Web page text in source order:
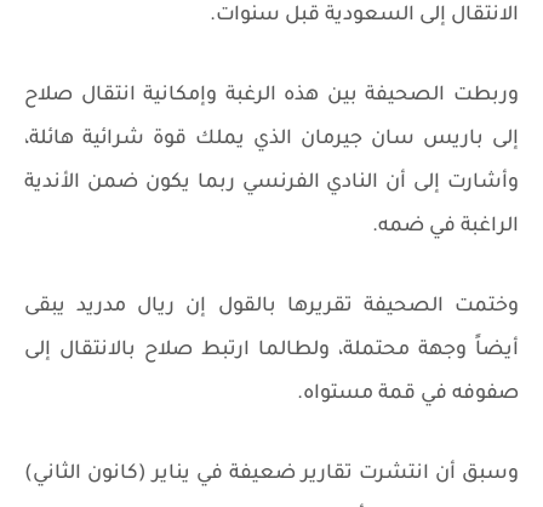
الانتقال إلى السعودية قبل سنوات.
وربطت الصحيفة بين هذه الرغبة وإمكانية انتقال صلاح
إلى باريس سان جيرمان الذي يملك قوة شرائية هائلة،
وأشارت إلى أن النادي الفرنسي ربما يكون ضمن الأندية
الراغبة في ضمه.
وختمت الصحيفة تقريرها بالقول إن ريال مدريد يبقى
أيضاً وجهة محتملة، ولطالما ارتبط صلاح بالانتقال إلى
صفوفه في قمة مستواه.
وسبق أن انتشرت تقارير ضعيفة في يناير (كانون الثاني)